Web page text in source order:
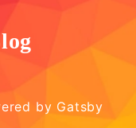
by Gatsby